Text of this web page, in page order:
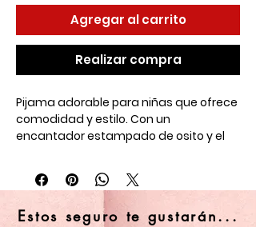
Agregar al carrito
Realizar compra
Pijama adorable para niñas que ofrece
comodidad y estilo. Con un
encantador estampado de osito y el
pijama de pantalón largo y camisa de
manga corta es perfecta para las
noches acogedoras en casa.
Estos seguro te gustarán...